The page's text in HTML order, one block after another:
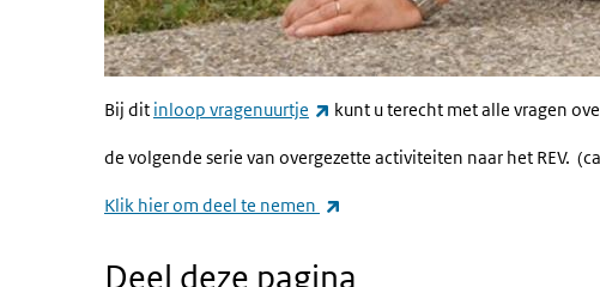
Bij dit inloop vragenuurtje (externe link)
kunt u terecht met alle vragen
de volgende serie van overgezette activiteiten naar het REV.
Klik hier om deel te nemen
Deel deze pagina